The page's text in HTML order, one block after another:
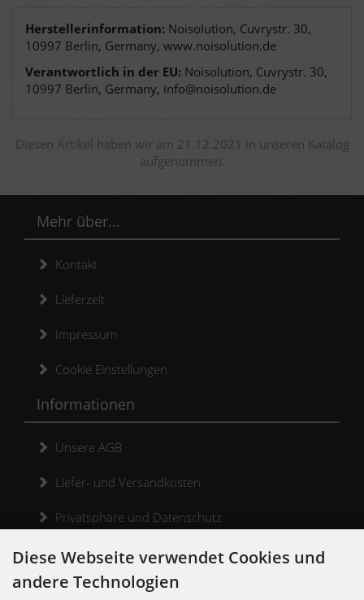
Herstellerinformation: Noisolution, Cuvrystr. 30,
10997 Berlin, Germany, www.noisolution.de
Verantwortlich in der EU: Noisolution, Cuvrystr. 30,
10997 Berlin, Germany, info@noisolution.de
Diesen Artikel haben wir am 21.12.2021 in unseren Katalog
aufgenommen.
Mehr über...
Kontakt
Lieferzeit
Impressum
Cookie Einstellungen
Informationen
Unsere AGB
Liefer- und Versandkosten
Privatsphäre und Datenschutz
Widerrufsrecht
Widerrufsformular
Diese Webseite verwendet Cookies und
andere Technologien